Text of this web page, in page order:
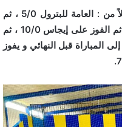
حيث فاز في دور المجموعات على كلاً من : العامة للبترول 5/0 ، ثم
تعادل مع مصر للبترول بدون أهداف ، ثم الفوز على إيجاس 10/0 ، ثم
بنتيحة 3/1 ، ليصعد إلى المباراة قبل النهائي و يفوز